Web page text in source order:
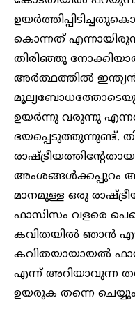
കൊന്നത്
തിരിഞ്ഞു
അർത്ഥത്തിൽ
ഉയർന്നു വരുന്നു
ഭയപ്പെടുത്തുന്നുണ്ട്.
അംശങ്ങൾക്കപ്പുറം
മാനമുള്ള ഒരു
ഫാസിസം വളരെ
കവിതയിൽ ഞാൻ
കവിതയായായൽ
എന്ന് അറിയാവുന്ന
ഉയരുക തന്നെ